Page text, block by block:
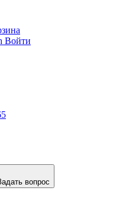
Войти
вопрос